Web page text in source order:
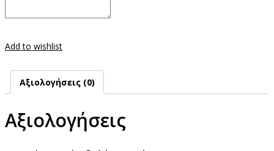
Add to wishlist
Αξιολογήσεις (0)
Αξιολογήσεις